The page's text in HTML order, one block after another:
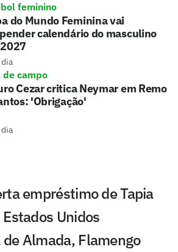
feminino
do Mundo Feminina vai
calendário do masculino
dia
de campo
Cezar critica Neymar em Remo
'Obrigação'
dia
empréstimo de Tapia
Unidos
Almada, Flamengo